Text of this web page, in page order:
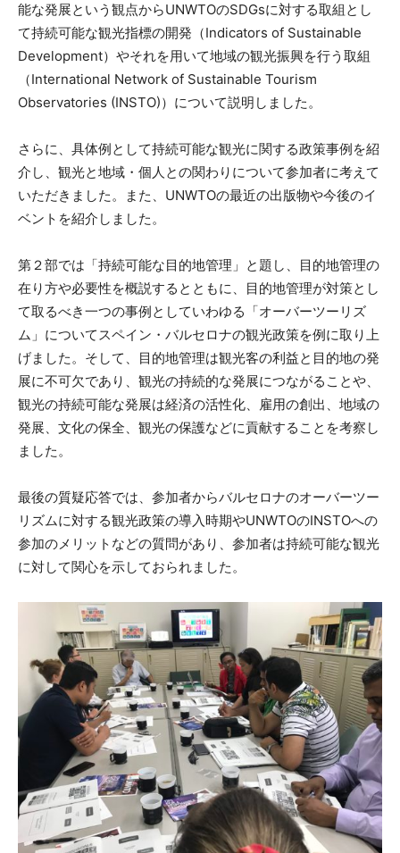
能な発展という観点からUNWTOのSDGsに対する取組とし
て持続可能な観光指標の開発（Indicators of Sustainable
Development）やそれを用いて地域の観光振興を行う取組
（International Network of Sustainable Tourism
Observatories (INSTO)）について説明しました。
さらに、具体例として持続可能な観光に関する政策事例を紹
介し、観光と地域・個人との関わりについて参加者に考えて
いただきました。また、UNWTOの最近の出版物や今後のイ
ベントを紹介しました。
第２部では「持続可能な目的地管理」と題し、目的地管理の
在り方や必要性を概説するとともに、目的地管理が対策とし
て取るべき一つの事例としていわゆる「オーバーツーリズ
ム」についてスペイン・バルセロナの観光政策を例に取り上
げました。そして、目的地管理は観光客の利益と目的地の発
展に不可欠であり、観光の持続的な発展につながることや、
観光の持続可能な発展は経済の活性化、雇用の創出、地域の
発展、文化の保全、観光の保護などに貢献することを考察し
ました。
最後の質疑応答では、参加者からバルセロナのオーバーツー
リズムに対する観光政策の導入時期やUNWTOのINSTOへの
参加のメリットなどの質問があり、参加者は持続可能な観光
に対して関心を示しておられました。